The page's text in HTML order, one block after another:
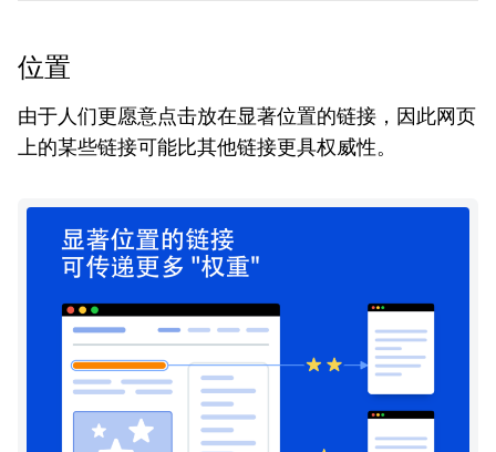
位置
由于人们更愿意点击放在显著位置的链接，因此网页
上的某些链接可能比其他链接更具权威性。